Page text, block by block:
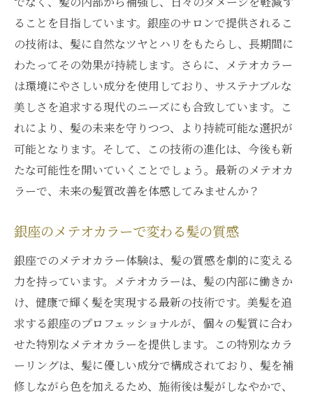
ることを目指しています。銀座のサロンで提供されるこ
の技術は、髪に自然なツヤとハリをもたらし、長期間に
わたってその効果が持続します。さらに、メテオカラー
は環境にやさしい成分を使用しており、サステナブルな
美しさを追求する現代のニーズにも合致しています。こ
れにより、髪の未来を守りつつ、より持続可能な選択が
可能となります。そして、この技術の進化は、今後も新
たな可能性を開いていくことでしょう。最新のメテオカ
ラーで、未来の髪質改善を体感してみませんか？
銀座のメテオカラーで変わる髪の質感
銀座でのメテオカラー体験は、髪の質感を劇的に変える
力を持っています。メテオカラーは、髪の内部に働きか
け、健康で輝く髪を実現する最新の技術です。美髪を追
求する銀座のプロフェッショナルが、個々の髪質に合わ
せた特別なメテオカラーを提供します。この特別なカラ
ーリングは、髪に優しい成分で構成されており、髪を補
修しながら色を加えるため、施術後は髪がしなやかで、